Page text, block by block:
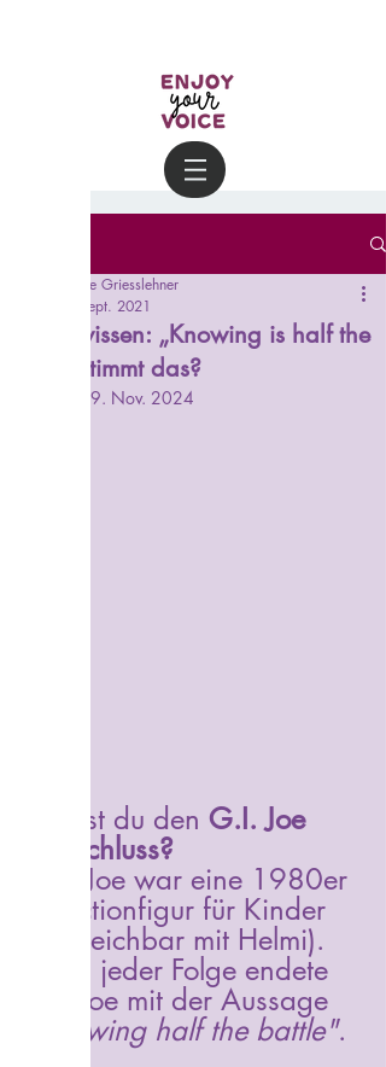
#Stimmwissen: „Knowing is half the
battle“ Stimmt das?
Helene Griesslehner
24. Sept. 2021
9. Nov. 2024
Kennst du den G.I. Joe
Trugschluss?
Gi.I. Joe war eine 1980er
TV-Actionfigur für Kinder
(vergleichbar mit Helmi).
Nach jeder Folge endete
G.I. Joe mit der Aussage
"Knowing half the battle".